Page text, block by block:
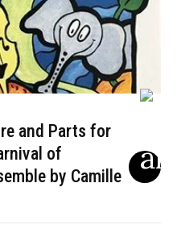
and Parts for
of
by Camille